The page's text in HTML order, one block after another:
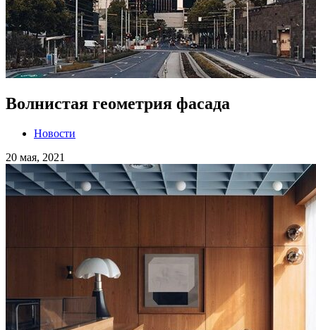
Волнистая геометрия фасада
Новости
20 мая, 2021